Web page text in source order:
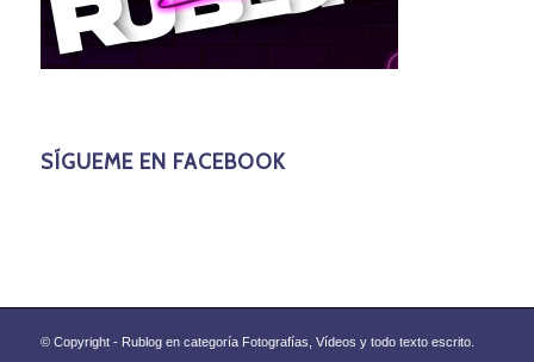
SÍGUEME EN FACEBOOK
© Copyright - Rublog en categoría Fotografías, Vídeos y todo texto escrito.